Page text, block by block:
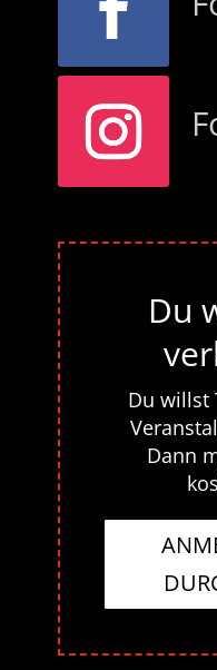
Du
Du willst
Dann